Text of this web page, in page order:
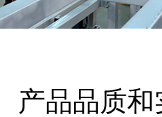
产品品质